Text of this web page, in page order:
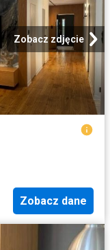
Zobacz zdjęcie
Zobacz dane